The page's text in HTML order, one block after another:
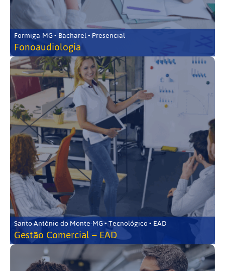
Formiga-MG • Bacharel • Presencial
Fonoaudiologia
Santo Antônio do Monte-MG • Tecnológico • EAD
Gestão Comercial – EAD